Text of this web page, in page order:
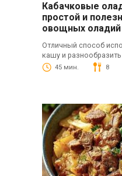
Кабачковые
простой и
овощных оладий
Отличный способ
кашу и
45 мин. 8